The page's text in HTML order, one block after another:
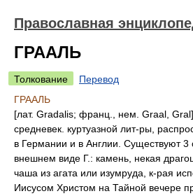
Православная
ГРААЛЬ
Толкование
Перевод
ГРААЛЬ
[лат. Gradalis; франц., нем. Graal,
средневек. куртуазной лит-ры,
в Германии и в Англии. Существуют 3
внешнем виде Г.: камень, некая
чаша из агата или изумруда, к-рая
Иисусом Христом на Тайной вечере